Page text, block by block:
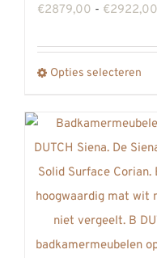
€2879,00 - €2922,00
Opties selecteren